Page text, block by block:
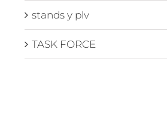
stands y plv
TASK FORCE